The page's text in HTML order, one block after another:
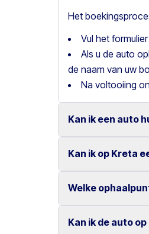
Het
Vul het
Als u de auto
de naam van uw
Na voltooiing
Kan ik een auto
Ja, wij bieden
Onze
Kan ik op Kreta
Ja, bij Motor Plan
Dankzij onze
Welke
U kunt uw
Kan ik de auto